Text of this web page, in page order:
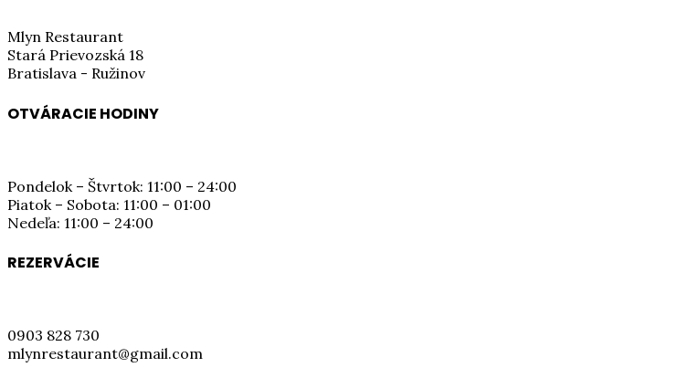
Mlyn Restaurant
Stará Prievozská 18
Bratislava - Ružinov
OTVÁRACIE HODINY
Pondelok – Štvrtok: 11:00 – 24:00
Piatok – Sobota: 11:00 – 01:00
Nedeľa: 11:00 – 24:00
REZERVÁCIE
0903 828 730
mlynrestaurant@gmail.com